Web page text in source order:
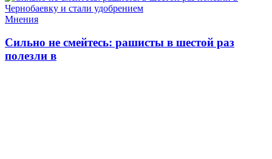
Мнения
Сильно не смейтесь: рашисты в шестой раз
полезли в